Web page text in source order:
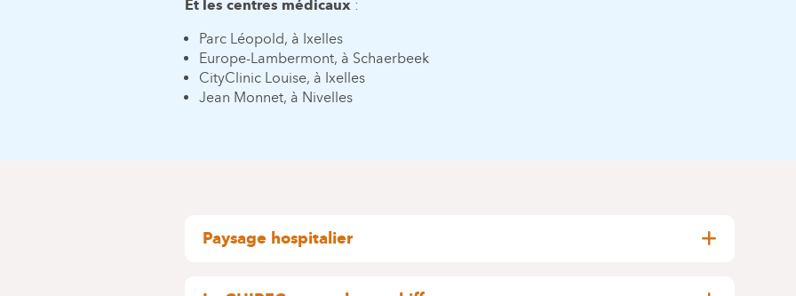
Et les centres médicaux :
Parc Léopold, à Ixelles
Europe-Lambermont, à Schaerbeek
CityClinic Louise, à Ixelles
Jean Monnet, à Nivelles
Paysage hospitalier